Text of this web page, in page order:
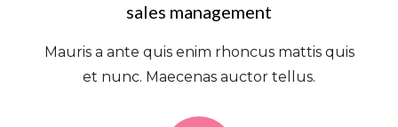
sales management
Mauris a ante quis enim rhoncus mattis quis
et nunc. Maecenas auctor tellus.